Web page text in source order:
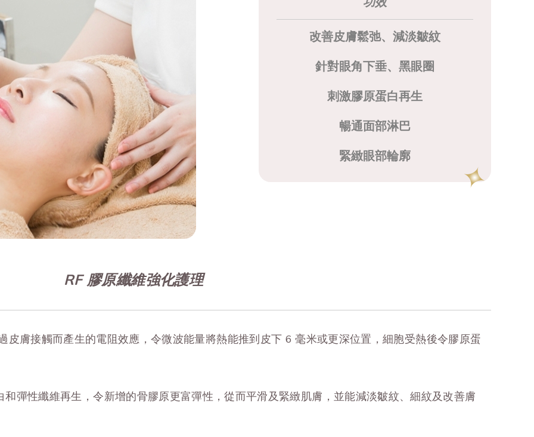
改善皮膚鬆弛、減淡皺紋
針對眼角下垂、黑眼圈
刺激膠原蛋白再生
暢通面部淋巴
緊緻眼部輪廓
RF 膠原纖維強化護理
膚接觸而產生的電阻效應，令微波能量將熱能推到皮下 6 毫米或更深位置，細胞受熱後令膠原蛋
彈性纖維再生，令新增的骨膠原更富彈性，從而平滑及緊緻肌膚，並能減淡皺紋、細紋及改善膚